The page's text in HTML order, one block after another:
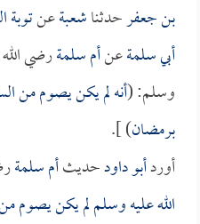
بن جعفرحدثناشعبةعنتوبة
أبي سلمةعنأم سلمةرضي
وسلم: (أنه لم يكن يصوم من
برمضان) ].
أوردأبو داودحديثأم سلمة
الله عليه وسلم لم يكن يصوم